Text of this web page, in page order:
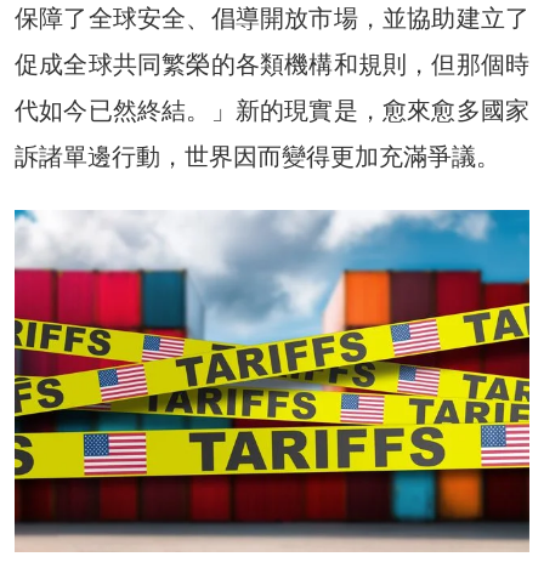
保障了全球安全、倡導開放市場，並協助建立了
促成全球共同繁榮的各類機構和規則，但那個時
代如今已然終結。」新的現實是，愈來愈多國家
訴諸單邊行動，世界因而變得更加充滿爭議。